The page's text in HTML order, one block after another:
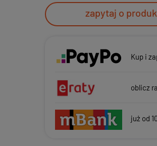
zapytaj o
Kup i
oblicz
już od